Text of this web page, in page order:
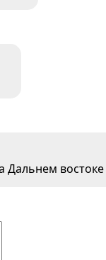
востоке